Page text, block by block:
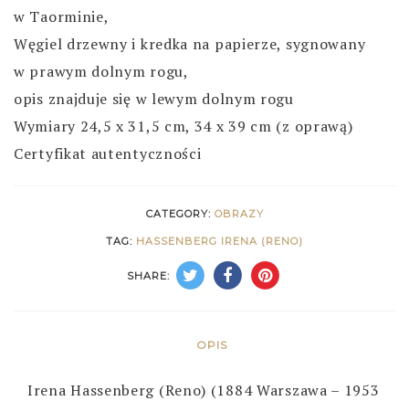
w Taorminie,
Węgiel drzewny i kredka na papierze, sygnowany
w prawym dolnym rogu,
opis znajduje się w lewym dolnym rogu
Wymiary 24,5 x 31,5 cm, 34 x 39 cm (z oprawą)
Certyfikat autentyczności
CATEGORY: OBRAZY
TAG: HASSENBERG IRENA (RENO)
SHARE:
OPIS
Irena Hassenberg (Reno) (1884 Warszawa – 1953